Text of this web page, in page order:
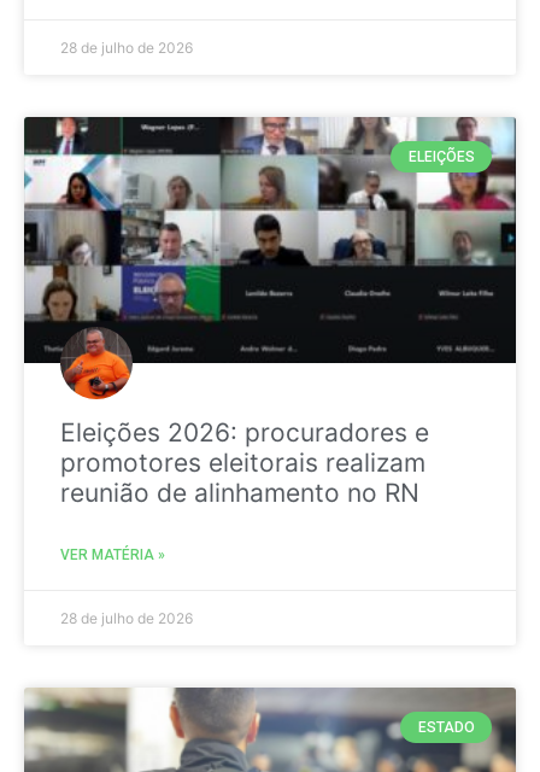
28 de julho de 2026
ELEIÇÕES
Eleições 2026: procuradores e
promotores eleitorais realizam
reunião de alinhamento no RN
VER MATÉRIA »
28 de julho de 2026
ESTADO